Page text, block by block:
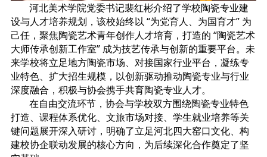
河北美术学院党委书记裴红彬介绍了学校陶瓷专业建
设与人才培养规划，该校始终以 “为党育人、为国育才” 为
己任，聚焦陶瓷艺术青年创作人才培育，打造的 “陶瓷艺术
大师传承创新工作室” 成为技艺传承与创新的重要平台。未
来学校将立足地方陶瓷市场、对接国家行业平台，凝练专
业特色、扩大招生规模，以创新驱动推动陶瓷专业与行业
深度融合，积极与协会携手共育陶瓷专业人才。
在自由交流环节，协会与学校双方围绕陶瓷专业特色
打造、课程体系优化、文旅市场对接、学生就业培养等关
键问题展开深入研讨，明确了立足河北四大窑口文化、构
建校协企联动发展的核心方向，为后续深化合作奠定了坚